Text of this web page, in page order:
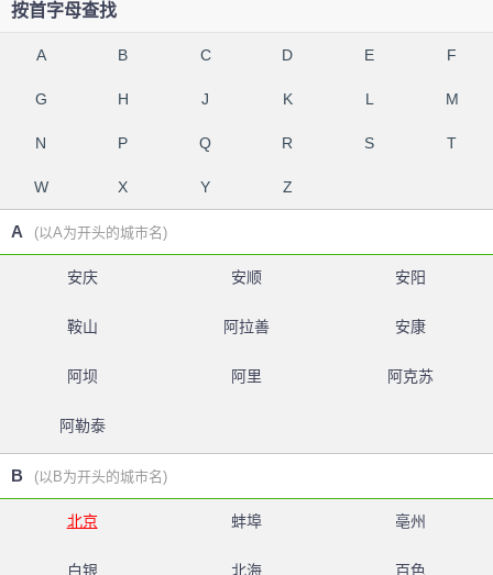
按首字母查找
A B C D E F
G H J K L M
N P Q R S T
W X Y Z
A (以A为开头的城市名)
安庆 安顺 安阳
鞍山 阿拉善 安康
阿坝 阿里 阿克苏
阿勒泰
B (以B为开头的城市名)
北京 蚌埠 亳州
白银 北海 百色